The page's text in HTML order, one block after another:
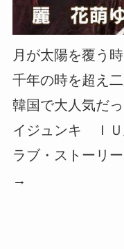
月が太陽を覆う時
千年の時を超え
韓国で大人気だ
イジュンキ ＩＵ
ラブ・ストーリー
→